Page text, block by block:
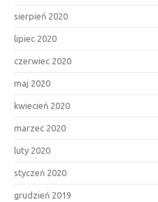
sierpień 2020
lipiec 2020
czerwiec 2020
maj 2020
kwiecień 2020
marzec 2020
luty 2020
styczeń 2020
grudzień 2019